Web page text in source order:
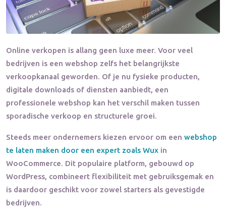
Online verkopen is allang geen luxe meer. Voor veel
bedrijven is een webshop zelfs het belangrijkste
verkoopkanaal geworden. Of je nu fysieke producten,
digitale downloads of diensten aanbiedt, een
professionele webshop kan het verschil maken tussen
sporadische verkoop en structurele groei.
Steeds meer ondernemers kiezen ervoor om een webshop
te laten maken door een expert zoals Wux in
WooCommerce. Dit populaire platform, gebouwd op
WordPress, combineert flexibiliteit met gebruiksgemak en
is daardoor geschikt voor zowel starters als gevestigde
bedrijven.